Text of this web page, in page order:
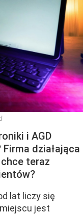
i AGD
działająca
teraz
lat liczy się
jest